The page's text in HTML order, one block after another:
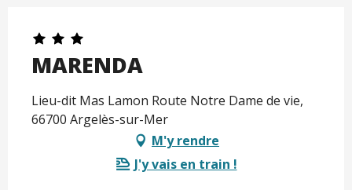
MARENDA
Lieu-dit Mas Lamon Route Notre Dame de vie,
66700 Argelès-sur-Mer
M'y rendre
J'y vais en train !